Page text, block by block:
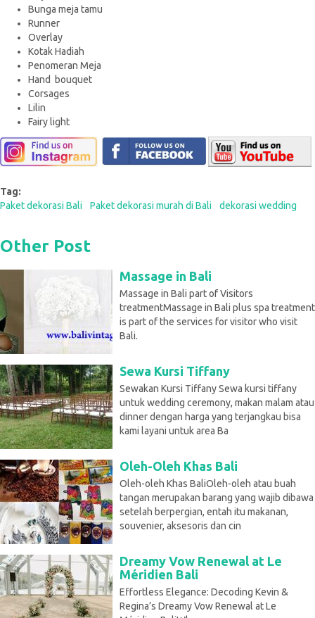
Bunga meja tamu
Runner
Overlay
Kotak Hadiah
Penomeran Meja
Hand bouquet
Corsages
Lilin
Fairy light
Tag:
Paket dekorasi Bali
Paket dekorasi murah di Bali dekorasi wedding
Other Post
Massage in Bali
Massage in Bali part of Visitors
treatmentMassage in Bali plus spa treatment
is part of the services for visitor who visit
Bali.
Sewa Kursi Tiffany
Sewakan Kursi Tiffany Sewa kursi tiffany
untuk wedding ceremony, makan malam atau
dinner dengan harga yang terjangkau bisa
kami layani untuk area Ba
Oleh-Oleh Khas Bali
Oleh-oleh Khas BaliOleh-oleh atau buah
tangan merupakan barang yang wajib dibawa
setelah berpergian, entah itu makanan,
souvenier, aksesoris dan cin
Dreamy Vow Renewal at Le
Méridien Bali
Effortless Elegance: Decoding Kevin &
Regina’s Dreamy Vow Renewal at Le